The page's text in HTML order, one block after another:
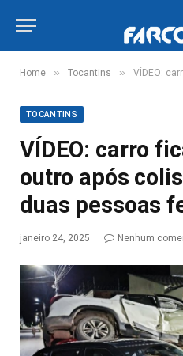
Home » Tocantins » VÍDEO: carro fica
TOCANTINS
VÍDEO: carro
outro após
duas pessoas
janeiro 24, 2025 Nenhum